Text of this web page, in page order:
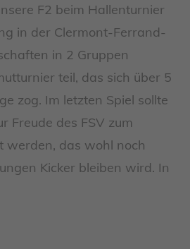
F2 beim Hallenturnier
in der Clermont-Ferrand-
in 2 Gruppen
teil, das sich über 5
zog. Im letzten Spiel sollte
Freude des FSV zum
werden, das wohl noch
Kicker bleiben wird. In